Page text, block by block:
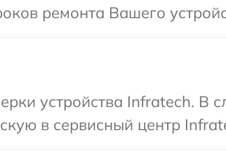
ремонта Вашего
устройства Infratech. В
в сервисный центр